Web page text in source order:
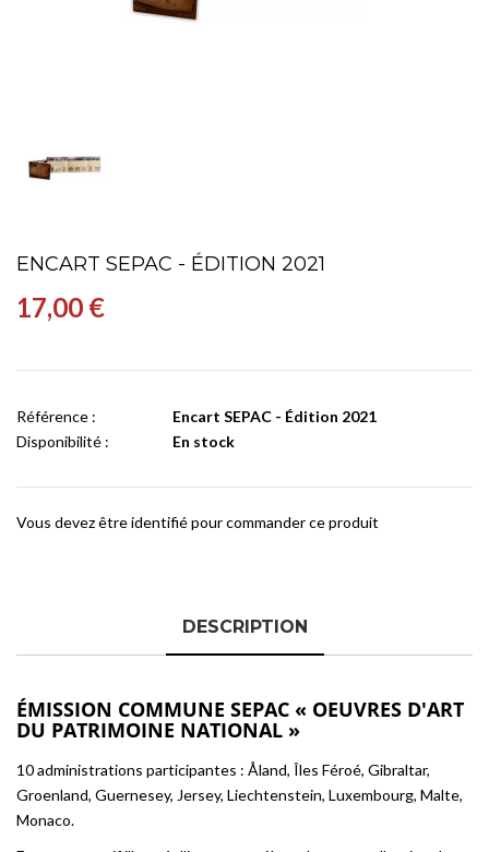
ENCART SEPAC - ÉDITION 2021
17,00 €
Référence :
Encart SEPAC - Édition 2021
Disponibilité :
En stock
Vous devez être identifié pour commander ce produit
DESCRIPTION
ÉMISSION COMMUNE SEPAC « OEUVRES D'ART
DU PATRIMOINE NATIONAL »
10 administrations participantes : Åland, Îles Féroé, Gibraltar,
Groenland, Guernesey, Jersey, Liechtenstein, Luxembourg, Malte,
Monaco.